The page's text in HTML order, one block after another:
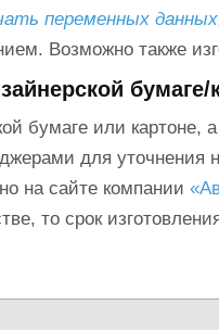
переменных данных
Возможно также
бумаге/
бумаге или
для уточнения
на сайте компании
то срок